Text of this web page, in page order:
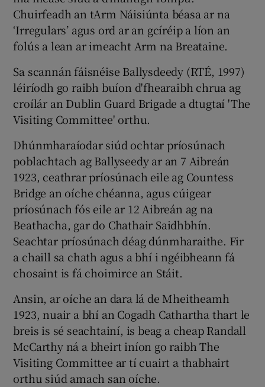
Chuirfeadh an tArm Náisiúnta béasa ar na
‘Irregulars’ agus ord ar an gcíréip a líon an
folús a lean ar imeacht Arm na Breataine.
Sa scannán fáisnéise Ballysdeedy (RTÉ, 1997)
léiríodh go raibh buíon d'fhearaibh chrua ag
croílár an Dublin Guard Brigade a dtugtaí 'The
Visiting Committee' orthu.
Dhúnmharaíodar siúd ochtar príosúnach
poblachtach ag Ballyseedy ar an 7 Aibreán
1923, ceathrar príosúnach eile ag Countess
Bridge an oíche chéanna, agus cúigear
príosúnach fós eile ar 12 Aibreán ag na
Beathacha, gar do Chathair Saidhbhín.
Seachtar príosúnach déag dúnmharaithe. Fir
a chaill sa chath agus a bhí i ngéibheann fá
chosaint is fá choimirce an Stáit.
Ansin, ar oíche an dara lá de Mheitheamh
1923, nuair a bhí an Cogadh Cathartha thart le
breis is sé seachtainí, is beag a cheap Randall
McCarthy ná a bheirt iníon go raibh The
Visiting Committee ar tí cuairt a thabhairt
orthu siúd amach san oíche.